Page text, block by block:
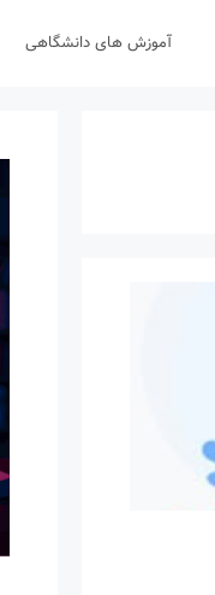
آموزش های دانشگاهی